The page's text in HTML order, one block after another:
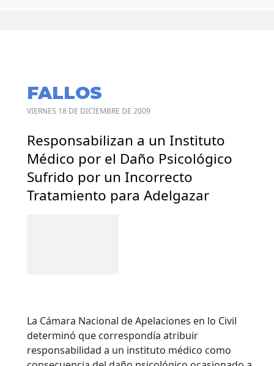
FALLOS
VIERNES 18 DE DICIEMBRE DE 2009
Responsabilizan a un Instituto
Médico por el Daño Psicológico
Sufrido por un Incorrecto
Tratamiento para Adelgazar
La Cámara Nacional de Apelaciones en lo Civil
determinó que correspondía atribuir
responsabilidad a un instituto médico como